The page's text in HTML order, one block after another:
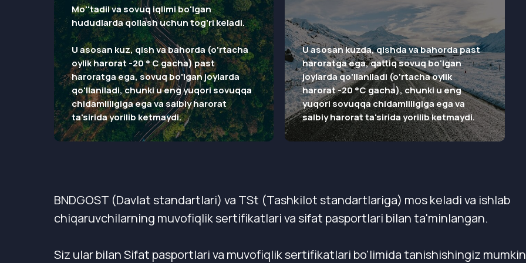
Mo''tadil va sovuq iqlimi bo'lgan
hududlarda qollash uchun tog’ri keladi.
U asosan kuz, qish va bahorda (o'rtacha
oylik harorat -20 ° C gacha) past
haroratga ega, sovuq bo'lgan joylarda
qo'llaniladi, chunki u eng yuqori sovuqqa
chidamliligiga ega va salbiy harorat
ta'sirida yorilib ketmaydi.
U asosan kuzda, qishda va bahorda past
haroratga ega, qattiq sovuq bo'lgan
joylarda qo'llaniladi (o'rtacha oylik
harorat -20 °C gacha), chunki u eng
yuqori sovuqqa chidamliligiga ega va
salbiy harorat ta'sirida yorilib ketmaydi.
BNDGOST (Davlat standartlari) va TSt (Tashkilot standartlariga) mos keladi va ishlab
chiqaruvchilarning muvofiqlik sertifikatlari va sifat pasportlari bilan ta'minlangan.
Siz ular bilan Sifat pasportlari va muvofiqlik sertifikatlari bo'limida tanishishingiz